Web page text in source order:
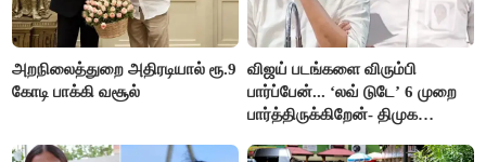
அறநிலைத்துறை அதிரடியால் ரூ.9
கோடி பாக்கி வசூல்
விஜய் படங்களை விரும்பி
பார்ப்பேன்... ‘லவ் டுடே’ 6 முறை
பார்த்திருக்கிறேன்- திமுக